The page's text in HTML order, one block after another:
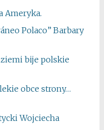
Ameryka.
Polaco” Barbary
bije polskie
obce strony…
Wojciecha